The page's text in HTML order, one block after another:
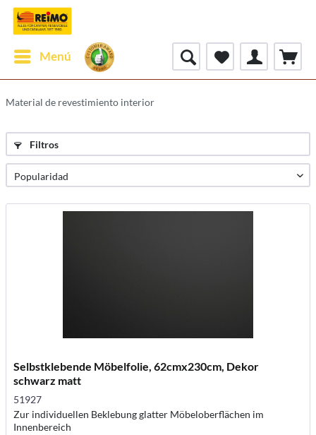
Menú
Material de revestimiento interior
Filtros
Selbstklebende Möbelfolie, 62cmx230cm, Dekor
schwarz matt
51927
Zur individuellen Beklebung glatter Möbeloberflächen im
Innenbereich